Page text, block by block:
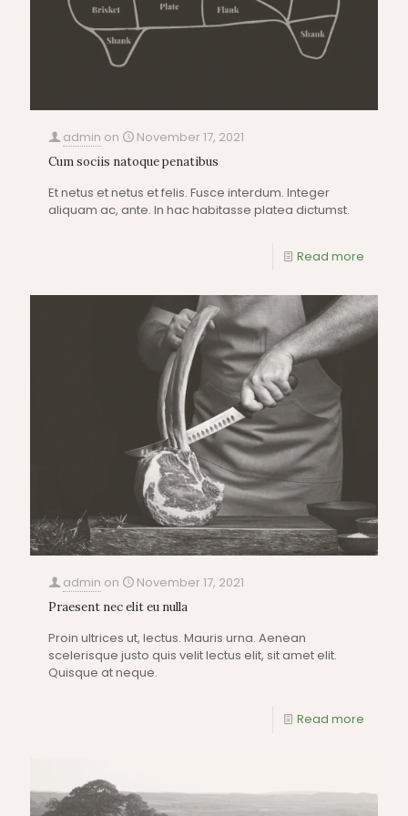
admin on November 17, 2021
Cum sociis natoque penatibus
Et netus et netus et felis. Fusce interdum. Integer
aliquam ac, ante. In hac habitasse platea dictumst.
Read more
admin on November 17, 2021
Praesent nec elit eu nulla
Proin ultrices ut, lectus. Mauris urna. Aenean
scelerisque justo quis velit lectus elit, sit amet elit.
Quisque at neque.
Read more